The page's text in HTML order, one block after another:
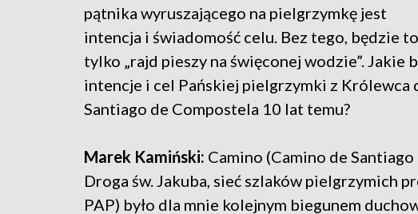
pątnika wyruszającego na pielgrzymkę jest
intencja i świadomość celu. Bez tego, będzie to
tylko „rajd pieszy na święconej wodzie”. Jakie
intencje i cel Pańskiej pielgrzymki z Królewca
Santiago de Compostela 10 lat temu?
Marek Kamiński: Camino (Camino de Santiago
Droga św. Jakuba, sieć szlaków pielgrzymich
PAP) było dla mnie kolejnym biegunem